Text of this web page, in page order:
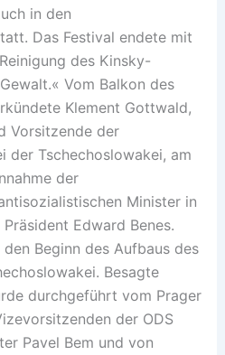
in den
Das Festival endete mit
des Kinsky-
Vom Balkon des
Klement Gottwald,
Vorsitzende der
der Tschechoslowakei, am
der
Minister in
Edward Benes.
Beginn des Aufbaus des
Besagte
durchgeführt vom Prager
der ODS
Pavel Bem und von